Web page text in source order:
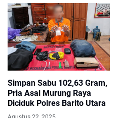
Simpan Sabu 102,63 Gram,
Pria Asal Murung Raya
Diciduk Polres Barito Utara